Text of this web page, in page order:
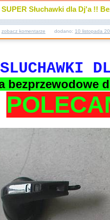
SLUCHAWKI
bezprzewodowe
SUPER Słuchawki dla Dj'a !!
zobacz komentarze dodano: 10 listopada